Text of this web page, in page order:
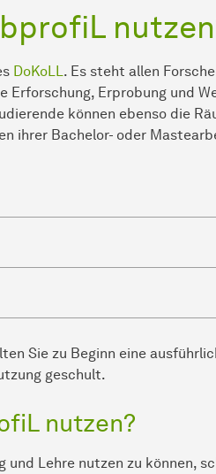
DoKoLL . Es steht allen
Erprobung und
können ebenso die
ihrer Bachelor- oder
Sie zu Beginn eine
geschult.
nutzen?
und Lehre nutzen zu können,